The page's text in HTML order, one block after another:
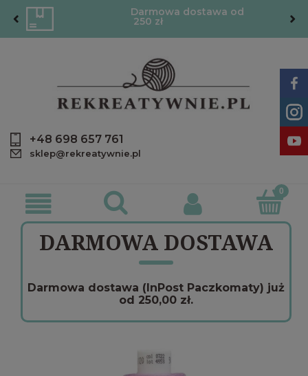
Darmowa dostawa od
250 zł
+48 698 657 761
sklep@rekreatywnie.pl
DARMOWA DOSTAWA
Darmowa dostawa (InPost Paczkomaty) już
od 250,00 zł.